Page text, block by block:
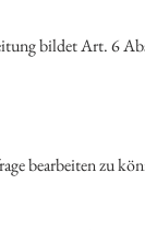
bildet Art. 6
bearbeiten zu